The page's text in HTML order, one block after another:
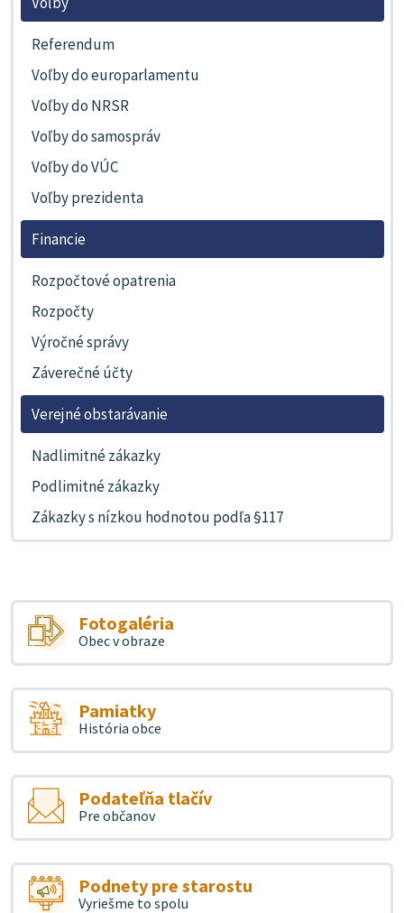
Referendum
Voľby do europarlamentu
Voľby do NRSR
Voľby do samospráv
Voľby do VÚC
Voľby prezidenta
Financie
Rozpočtové opatrenia
Rozpočty
Výročné správy
Záverečné účty
Verejné obstarávanie
Nadlimitné zákazky
Podlimitné zákazky
Zákazky s nízkou hodnotou podľa §117
Fotogaléria
Obec v obraze
Pamiatky
História obce
Podateľňa tlačív
Pre občanov
Podnety pre starostu
Vyriešme to spolu